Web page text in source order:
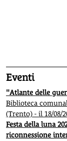
Eventi
"Atlante delle
Biblioteca
(Trento) - il 18/08/
Festa della luna
riconnessione